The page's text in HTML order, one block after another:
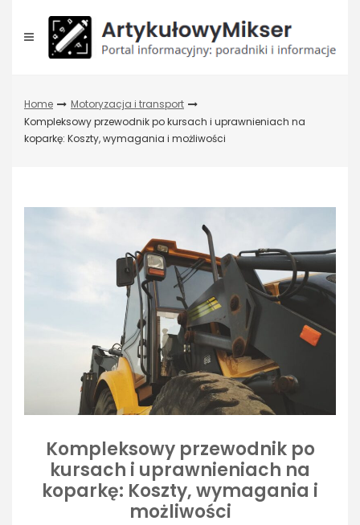
content
Home
Motoryzacja i transport
Kompleksowy przewodnik po kursach i uprawnieniach na
koparkę: Koszty, wymagania i możliwości
Kompleksowy przewodnik po
kursach i uprawnieniach na
koparkę: Koszty, wymagania i
możliwości